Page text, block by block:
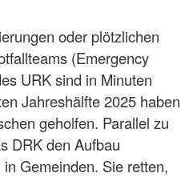
oder plötzlichen
(Emergency
URK sind in Minuten
Jahreshälfte 2025 haben
geholfen. Parallel zu
DRK den Aufbau
Gemeinden. Sie retten,